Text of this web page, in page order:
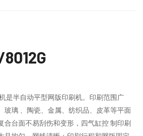
是半自动平型网版印刷机。印刷范围广
玻璃 、陶瓷、金属、纺织品、皮革等平面
合台面不易刮伤和变形，四气缸控 制印刷